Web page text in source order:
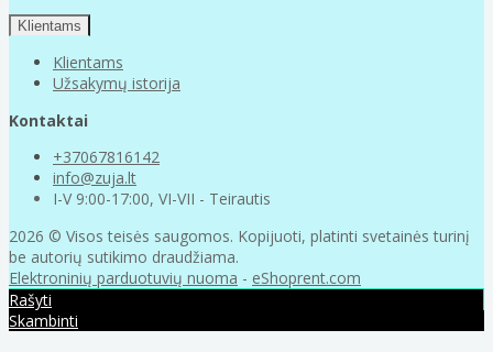
Klientams
Klientams
Užsakymų istorija
Kontaktai
+37067816142
info@zuja.lt
I-V 9:00-17:00, VI-VII - Teirautis
2026 © Visos teisės saugomos. Kopijuoti, platinti svetainės turinį
be autorių sutikimo draudžiama.
Elektroninių parduotuvių nuoma - eShoprent.com
Rašyti
Skambinti